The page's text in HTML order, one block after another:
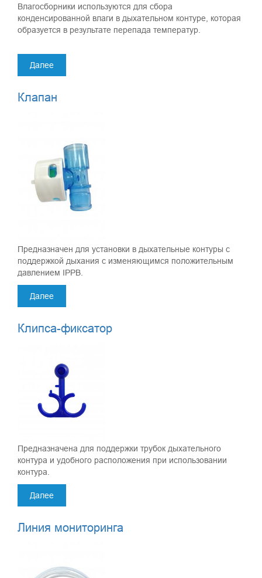
Влагосборники используются для сбора
конденсированной влаги в дыхательном контуре, которая
образуется в результате перепада температур.
Далее
Клапан
Предназначен для установки в дыхательные контуры с
поддержкой дыхания с изменяющимся положительным
давлением IPPB.
Далее
Клипса-фиксатор
Предназначена для поддержки трубок дыхательного
контура и удобного расположения при использовании
контура.
Далее
Линия мониторинга